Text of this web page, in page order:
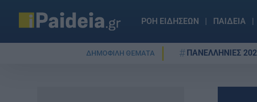
ΡΟΗ ΕΙΔΗΣΕΩΝ ΠΑΙΔΕΙΑ
ΔΗΜΟΦΙΛΗ ΘΕΜΑΤΑ ΠΑΝΕΛΛΗΝΙΕΣ